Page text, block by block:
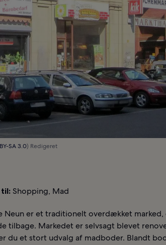
SA 3.0) Redigeret
Shopping, Mad
Neun er et traditionelt overdækket marked,
tilbage. Markedet er selvsagt blevet
du et stort udvalg af madboder. Blandt